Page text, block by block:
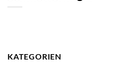
KATEGORIEN